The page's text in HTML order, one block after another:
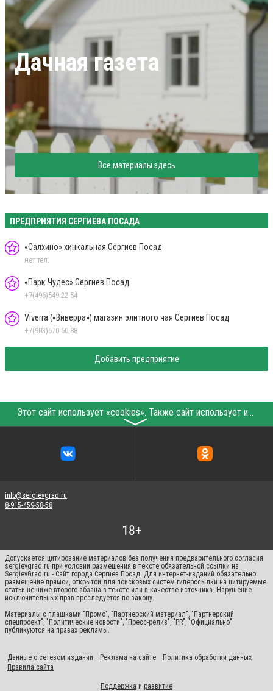
Дачная газета
Все материалы здесь
ПРЕДПРИЯТИЯ СЕРГИЕВА ПОСАДА
«Салхино» хинкальная Сергиев Посад
нет тел.
«Парк Чудес» Сергиев Посад
+7(496)549-22-54
Viverra («Виверра») магазин элитного чая Сергиев Посад
+7(903)670-50-88
Добавить предприятие
Этот сайт использует «cookies». Также сайт использует интернет-сервис для сбора технических данных касательно посетителей с целью получения маркетинговой и статистической информации. Условия обработки данных посетителей сайта см.
〉
info@sergievgrad.ru
8-915-459-58-58
Допускается цитирование материалов без получения предварительного согласия
sergievgrad.ru при условии размещения в тексте обязательной ссылки на
SergievGrad.ru - Сайт города Сергиев Посад. Для интернет-изданий обязательно
размещение прямой, открытой для поисковых систем гиперссылки на цитируемые
статьи не ниже второго абзаца в тексте или в качестве источника. Нарушение
исключительных прав преследуется по закону.
Материалы с плашками "Промо", "Партнерский материал", "Партнерский
спецпроект", "Политические новости", "Пресс-релиз", "PR", "Официально"
публикуются на правах рекламы.
Данные о сетевом издании Реклама на сайте
Политика обработки данных
Правила сайта
Поддержка и развитие